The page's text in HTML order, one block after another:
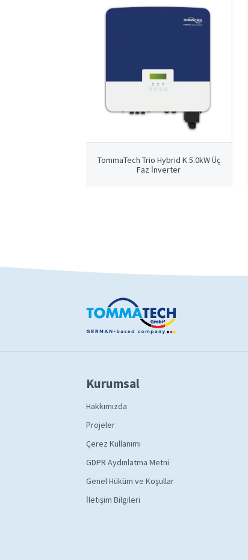
TommaTech Trio Hybrid K 5.0kW Üç
Faz İnverter
Kurumsal
Hakkımızda
Projeler
Çerez Kullanımı
GDPR Aydınlatma Metni
Genel Hüküm ve Koşullar
İletişim Bilgileri